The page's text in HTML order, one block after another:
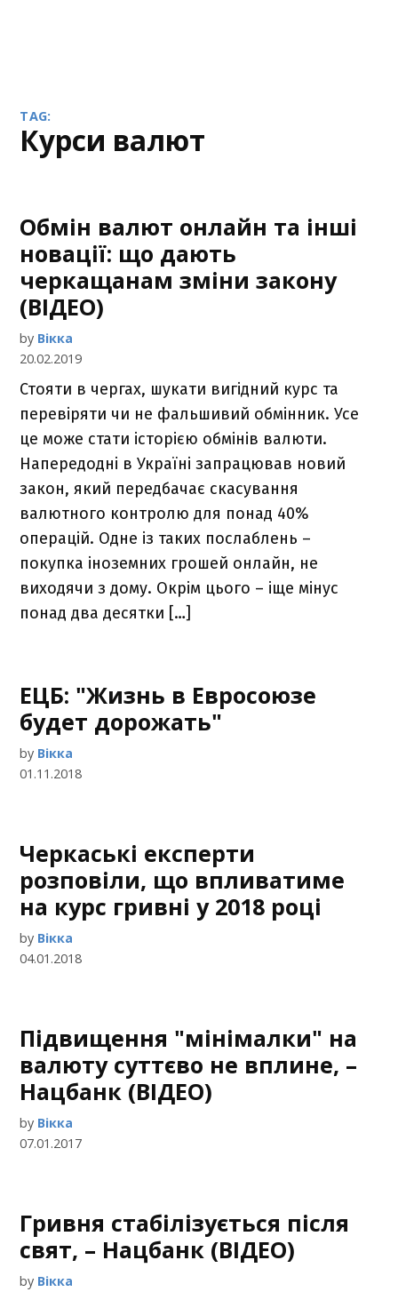
TAG:
курси валют
Обмін валют онлайн та інші
новації: що дають
черкащанам зміни закону
(ВІДЕО)
by Вікка
20.02.2019
Стояти в чергах, шукати вигідний курс та
перевіряти чи не фальшивий обмінник. Усе
це може стати історією обмінів валюти.
Напередодні в Україні запрацював новий
закон, який передбачає скасування
валютного контролю для понад 40%
операцій. Одне із таких послаблень –
покупка іноземних грошей онлайн, не
виходячи з дому. Окрім цього – іще мінус
понад два десятки […]
ЕЦБ: "Жизнь в Евросоюзе
будет дорожать"
by Вікка
01.11.2018
Черкаські експерти
розповіли, що впливатиме
на курс гривні у 2018 році
by Вікка
04.01.2018
Підвищення "мінімалки" на
валюту суттєво не вплине, –
Нацбанк (ВІДЕО)
by Вікка
07.01.2017
Гривня стабілізується після
свят, – Нацбанк (ВІДЕО)
by Вікка